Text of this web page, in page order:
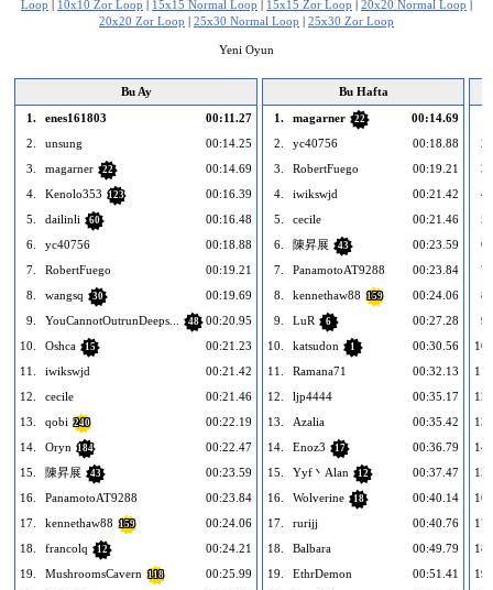
Loop | 10x10 Zor Loop | 15x15 Normal Loop | 15x15 Zor Loop | 20x20 Normal Loop |
20x20 Zor Loop | 25x30 Normal Loop | 25x30 Zor Loop
Yeni Oyun
Bu Ay
1.
enes161803
00:11.27
2.
unsung
00:14.25
3.
magarner 22
00:14.69
4.
Kenolo353 123
00:16.39
5.
dailinli 60
00:16.48
6.
yc40756
00:18.88
7.
RobertFuego
00:19.21
8.
wangsq 30
00:19.69
9.
YouCannotOutrunDeeps... 48
00:20.95
10.
Oshca 15
00:21.23
11.
iwikswjd
00:21.42
12.
cecile
00:21.46
13.
qobi 240
00:22.19
14.
Oryn 184
00:22.47
15.
陳昇展 43
00:23.59
16.
PanamotoAT9288
00:23.84
17.
kennethaw88 159
00:24.06
18.
francolq 12
00:24.21
19.
MushroomsCavern 118
00:25.99
Bu Hafta
1.
magarner 22
00:14.69
2.
yc40756
00:18.88
3.
RobertFuego
00:19.21
4.
iwikswjd
00:21.42
5.
cecile
00:21.46
6.
陳昇展 43
00:23.59
7.
PanamotoAT9288
00:23.84
8.
kennethaw88 159
00:24.06
9.
LuR 6
00:27.28
10.
katsudon 1
00:30.56
11.
Ramana71
00:32.13
12.
ljp4444
00:35.17
13.
Azalia
00:35.42
14.
Enoz3 17
00:36.79
15.
Yyf丶Alan 12
00:37.47
16.
Wolverine 18
00:40.14
17.
rurijj
00:40.76
18.
Balbara
00:49.79
19.
EthrDemon
00:51.41
2.
3.
4.
5.
6.
7.
8.
9.
10.
11.
12.
13.
14.
15.
16.
17.
18.
19.